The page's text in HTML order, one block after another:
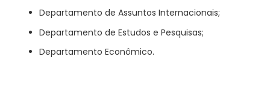
Departamento de Assuntos Internacionais;
Departamento de Estudos e Pesquisas;
Departamento Econômico.